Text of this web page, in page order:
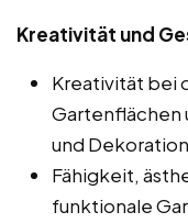
Kreativität und
Kreativität bei
Gartenflächen
und
Fähigkeit,
funktionale